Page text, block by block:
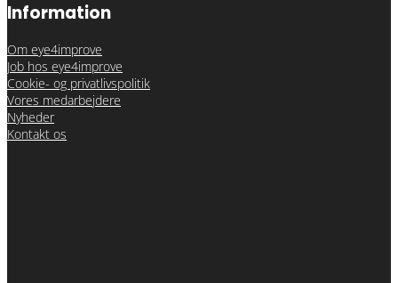
Information
Om eye4improve
Job hos eye4improve
Cookie- og privatlivspolitik
Vores medarbejdere
Nyheder
Kontakt os